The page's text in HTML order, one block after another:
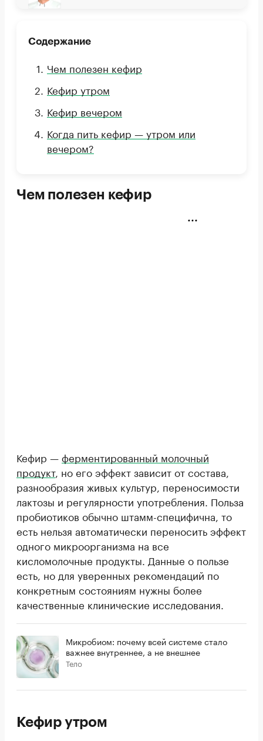
Содержание
Чем полезен кефир
Кефир утром
Кефир вечером
Когда пить кефир — утром или
вечером?
Чем полезен кефир
Кефир —ферментированный молочный
продукт, но его эффект зависит от состава,
разнообразия живых культур, переносимости
лактозы и регулярности употребления. Польза
пробиотиков обычно штамм-специфична, то
есть нельзя автоматически переносить эффект
одного микроорганизма на все
кисломолочные продукты. Данные о пользе
есть, но для уверенных рекомендаций по
конкретным состояниям нужны более
качественные клинические исследования.
Микробиом: почему всей системе стало
важнее внутреннее, а не внешнее
Тело
Кефир утром